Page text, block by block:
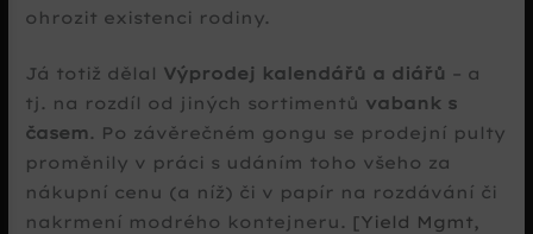
ohrozit existenci rodiny.
Já totiž dělal Výprodej kalendářů a diářů – a
tj. na rozdíl od jiných sortimentů vabank s
časem . Po závěrečném gongu se prodejní pulty
proměnily v práci s udáním toho všeho za
nákupní cenu (a níž) či v papír na rozdávání či
nakrmení modrého kontejneru. [Yield Mgmt,